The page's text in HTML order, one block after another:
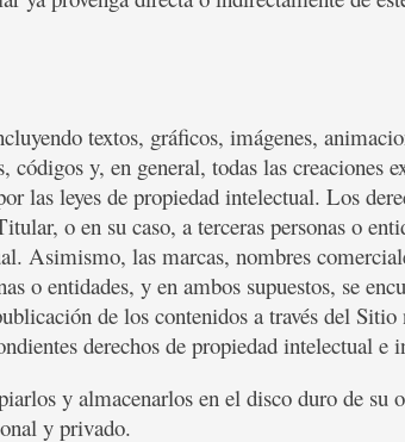
textos, gráficos, imágenes,
y, en general, todas las creaciones
las leyes de propiedad intelectual. Los
o en su caso, a terceras personas o
Asimismo, las marcas, nombres
o entidades, y en ambos supuestos, se
de los contenidos a través del
derechos de propiedad intelectual e
y almacenarlos en el disco duro de su
y privado.